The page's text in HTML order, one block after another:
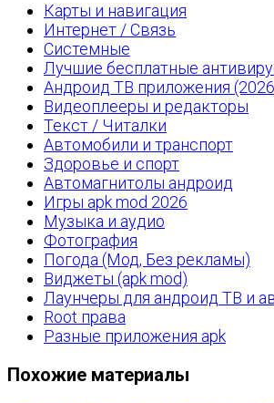
Карты и навигация
Интернет / Связь
Системные
Лучшие бесплатные
Андроид ТВ приложения
Видеоплееры и редакторы
Текст / Читалки
Автомобили и транспорт
Здоровье и спорт
Автомагнитолы андроид
Игры apk mod 2026
Музыка и аудио
Фотография
Погода (Мод, Без рекламы)
Виджеты (apk mod)
Лаунчеры для андроид ТВ и
Root права
Разные приложения apk
Похожие материалы